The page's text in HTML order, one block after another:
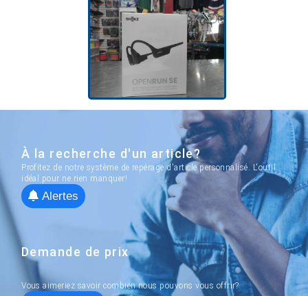
À la recherche d'un article?
Profitez de notre système de repérage d'article personnalisé. L'outil
idéal pour ne rien manquer!
Alertes
Demande de prix
Vous aimeriez savoir combien nous pouvons vous offrir?